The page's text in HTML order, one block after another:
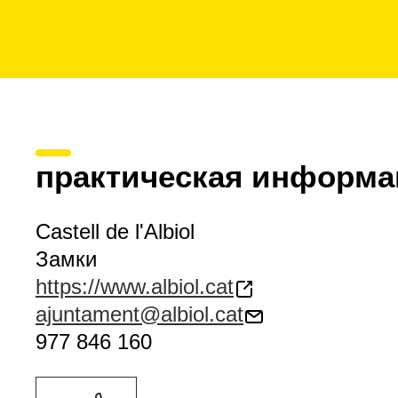
практическая
Castell de l'Albiol
Замки
https://www.albiol.cat
ajuntament@albiol.cat
977 846 160